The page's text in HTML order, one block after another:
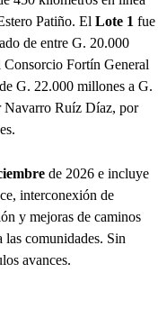
Patiño. El Lote 1 fue
de entre G. 20.000
Fortín General
G. 22.000 millones a G.
Navarro Ruíz Díaz, por
de 2026 e incluye
interconexión de
y mejoras de caminos
las comunidades. Sin
avances.